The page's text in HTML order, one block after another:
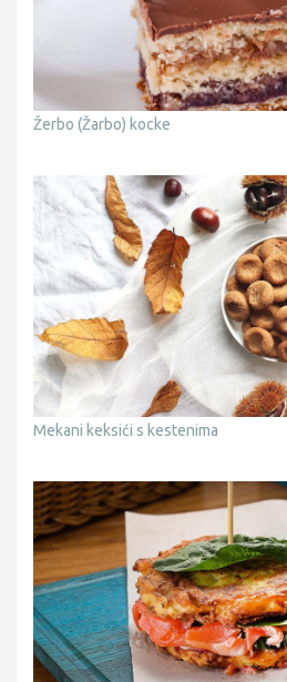
Žerbo (Žarbo) kocke
Mekani keksići s kestenima